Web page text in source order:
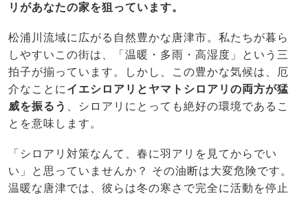
リがあなたの家を狙っています。
松浦川流域に広がる自然豊かな唐津市。私たちが暮ら
しやすいこの街は、「温暖・多雨・高湿度」という三
拍子が揃っています。しかし、この豊かな気候は、厄
介なことに イエシロアリとヤマトシロアリの両方が猛
威を振るう
、シロアリにとっても絶好の環境であるこ
とを意味します。
「シロアリ対策なんて、春に羽アリを見てからでい
い」と思っていませんか？ その油断は大変危険です。
温暖な唐津では、彼らは冬の寒さで完全に活動を停止